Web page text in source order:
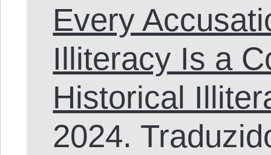
Every
Illiteracy Is a
Historical
2024.